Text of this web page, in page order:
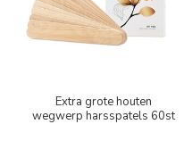
Extra grote houten
wegwerp harsspatels 60st